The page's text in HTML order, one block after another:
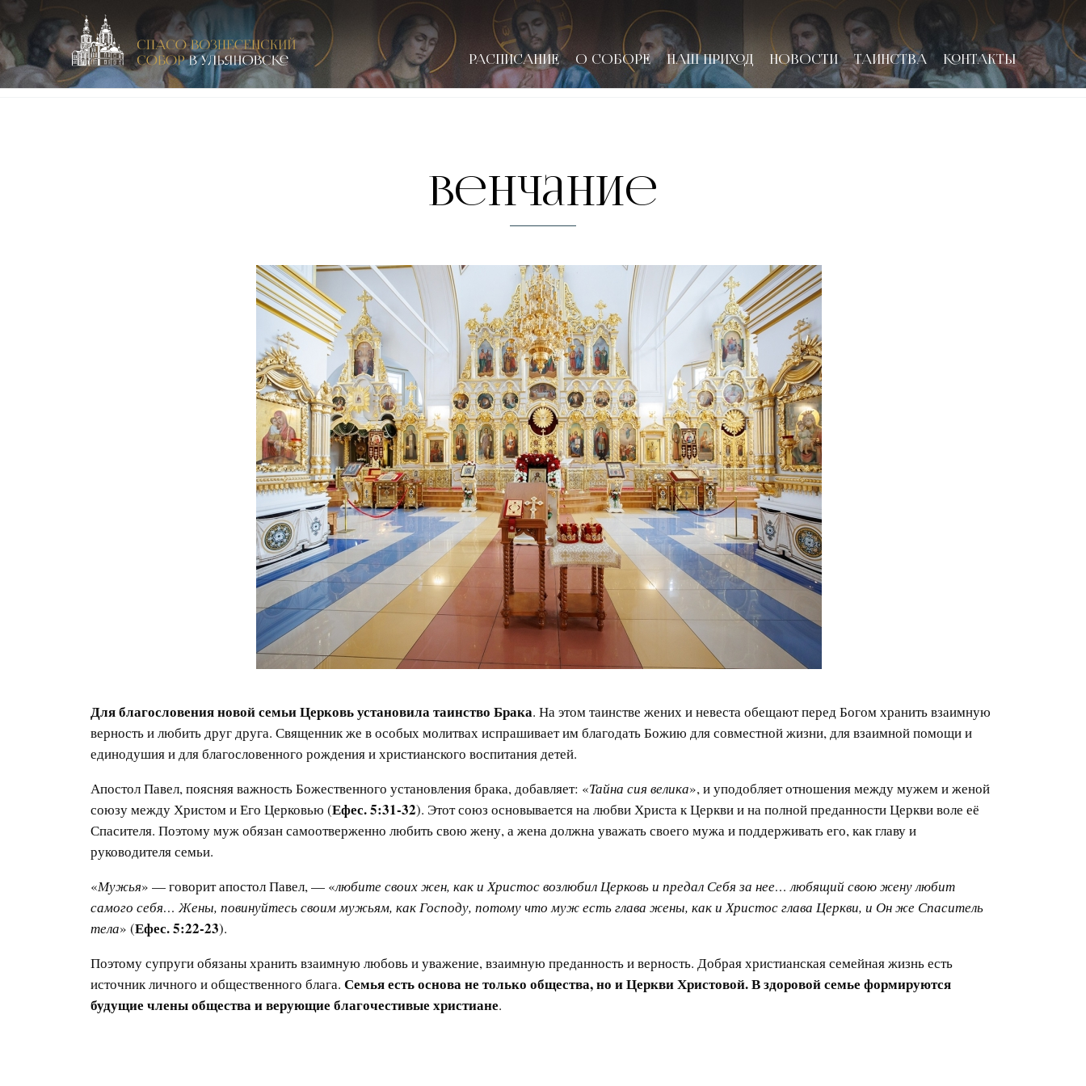
Спасо-Вознесенский кафедральный собор в Ульяновске
РАСПИСАНИЕ О СОБОРЕ НАШ ПРИХОД НОВОСТИ ТАИНСТВА КОНТАКТЫ
Венчание
Для благословения новой семьи Церковь установила таинство Брака. На этом таинстве жених и невеста обещают перед Богом хранить взаимную
верность и любить друг друга. Священник же в особых молитвах испрашивает им благодать Божию для совместной жизни, для взаимной помощи и
единодушия и для благословенного рождения и христианского воспитания детей.
Апостол Павел, поясняя важность Божественного установления брака, добавляет: «Тайна сия велика», и уподобляет отношения между мужем и женой
союзу между Христом и Его Церковью (Ефес. 5:31-32). Этот союз основывается на любви Христа к Церкви и на полной преданности Церкви воле её
Спасителя. Поэтому муж обязан самоотверженно любить свою жену, а жена должна уважать своего мужа и поддерживать его, как главу и
руководителя семьи.
«Мужья» — говорит апостол Павел, — «любите своих жен, как и Христос возлюбил Церковь и предал Себя за нее… любящий свою жену любит
самого себя… Жены, повинуйтесь своим мужьям, как Господу, потому что муж есть глава жены, как и Христос глава Церкви, и Он же Спаситель
тела» (Ефес. 5:22-23).
Поэтому супруги обязаны хранить взаимную любовь и уважение, взаимную преданность и верность. Добрая христианская семейная жизнь есть
источник личного и общественного блага. Семья есть основа не только общества, но и Церкви Христовой. В здоровой семье формируются
будущие члены общества и верующие благочестивые христиане.